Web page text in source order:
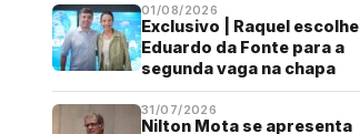
01/08/2026
Exclusivo | Raquel escolhe
Eduardo da Fonte para a
segunda vaga na chapa
31/07/2026
Nilton Mota se apresenta